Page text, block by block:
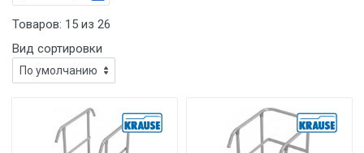
Товаров: 15 из 26
Вид сортировки